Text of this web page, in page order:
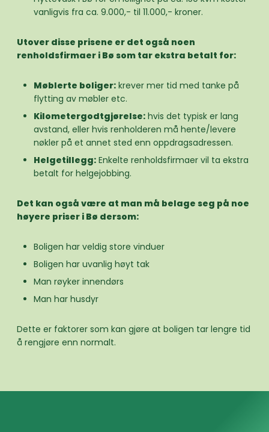
vanligvis fra ca. 9.000,- til 11.000,- kroner.
Utover disse prisene er det også noen
renholdsfirmaer i Bø som tar ekstra betalt for:
Møblerte boliger: krever mer tid med tanke på
flytting av møbler etc.
Kilometergodtgjørelse: hvis det typisk er lang
avstand, eller hvis renholderen må hente/levere
nøkler på et annet sted enn oppdragsadressen.
Helgetillegg: Enkelte renholdsfirmaer vil ta ekstra
betalt for helgejobbing.
Det kan også være at man må belage seg på noe
høyere priser i Bø dersom:
Boligen har veldig store vinduer
Boligen har uvanlig høyt tak
Man røyker innendørs
Man har husdyr
Dette er faktorer som kan gjøre at boligen tar lengre tid
å rengjøre enn normalt.